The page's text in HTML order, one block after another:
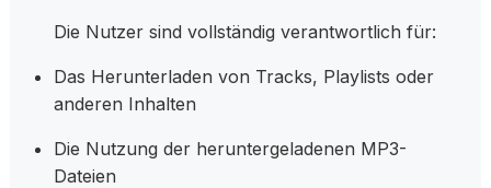
Die Nutzer sind vollständig verantwortlich für:
Das Herunterladen von Tracks, Playlists oder
anderen Inhalten
Die Nutzung der heruntergeladenen MP3-
Dateien